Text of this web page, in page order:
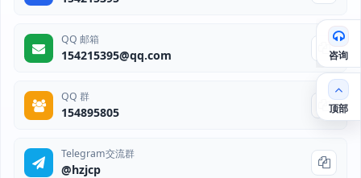
QQ 邮箱
154215395@qq.com
QQ 群
154895805
Telegram交流群
@hzjcp
咨询
顶部